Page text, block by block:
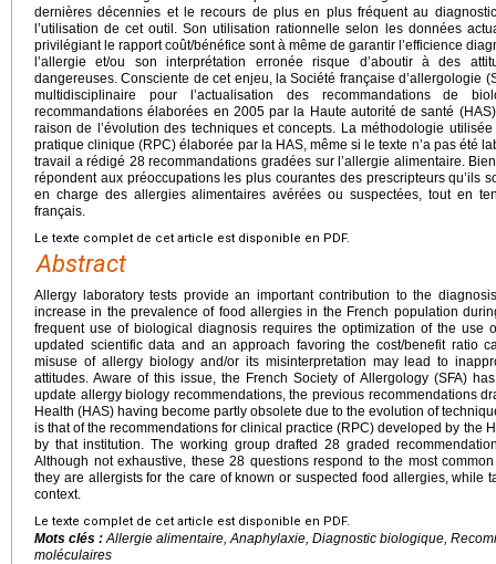
dernières décennies et le recours de plus en plus fréquent au
l’utilisation de cet outil. Son utilisation rationnelle selon les données
privilégiant le rapport coût/bénéfice sont à même de garantir l’efficience
l’allergie et/ou son interprétation erronée risque d’aboutir à des
dangereuses. Consciente de cet enjeu, la Société française d’allergologie
multidisciplinaire pour l’actualisation des recommandations de
recommandations élaborées en 2005 par la Haute autorité de santé
raison de l’évolution des techniques et concepts. La méthodologie
pratique clinique (RPC) élaborée par la HAS, même si le texte n’a pas été
travail a rédigé 28 recommandations gradées sur l’allergie alimentaire.
répondent aux préoccupations les plus courantes des prescripteurs qu’ils
en charge des allergies alimentaires avérées ou suspectées, tout en
français.
Le texte complet de cet article est disponible en PDF.
Abstract
Allergy laboratory tests provide an important contribution to the
increase in the prevalence of food allergies in the French population
frequent use of biological diagnosis requires the optimization of the use
updated scientific data and an approach favoring the cost/benefit ratio
misuse of allergy biology and/or its misinterpretation may lead to
attitudes. Aware of this issue, the French Society of Allergology (SFA)
update allergy biology recommendations, the previous recommendations
Health (HAS) having become partly obsolete due to the evolution of
is that of the recommendations for clinical practice (RPC) developed by the
by that institution. The working group drafted 28 graded
Although not exhaustive, these 28 questions respond to the most
they are allergists for the care of known or suspected food allergies, while
context.
Le texte complet de cet article est disponible en PDF.
Mots clés :Allergie alimentaire, Anaphylaxie, Diagnostic biologique,
moléculaires